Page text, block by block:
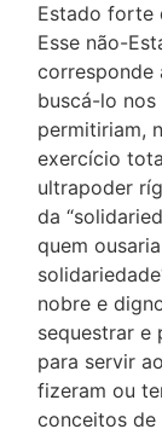
Estado forte
Esse não-
corresponde
buscá-lo nos
permitiriam,
exercício
ultrapoder
da
quem
nobre e
sequestrar e
para servir
fizeram ou
conceitos de